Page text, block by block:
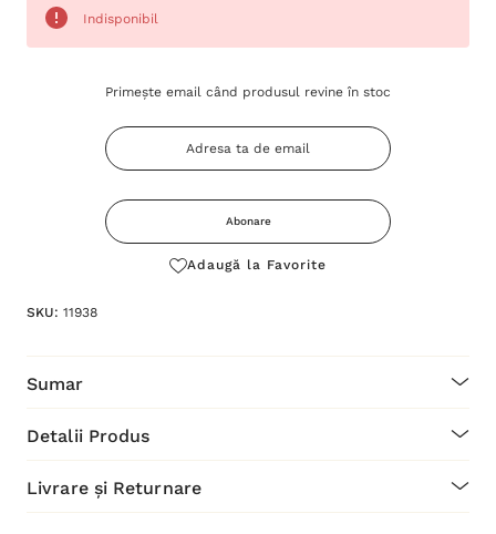
Indisponibil
Primește email când produsul revine în stoc
Abonare
Adaugă la Favorite
SKU: 11938
Sumar
Detalii Produs
Livrare și Returnare